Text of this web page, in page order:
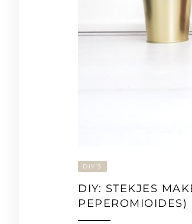
DIY'S
DIY: STEKJES
PEPEROMIOIDES)